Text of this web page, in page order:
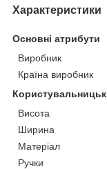
Характеристики
Основні атрибути
Виробник
Країна виробник
Висота
Ширина
Матеріал
Ручки